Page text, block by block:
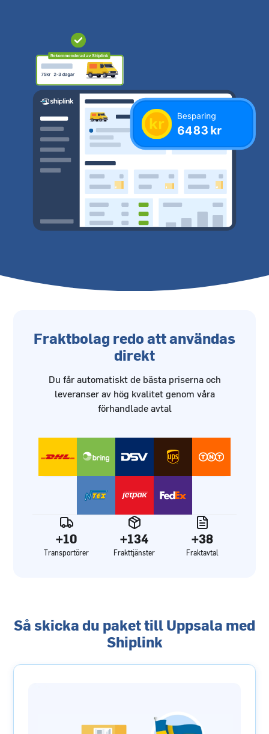
Fraktbolag redo att användas
direkt
Du får automatiskt de bästa priserna och
leveranser av hög kvalitet genom våra
förhandlade avtal
+10
Transportörer
+134
Frakttjänster
+38
Fraktavtal
Så skicka du paket till Uppsala med
Shiplink